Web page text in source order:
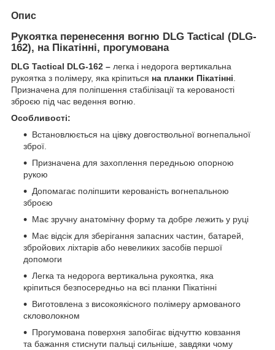
Опис
Рукоятка перенесення вогню DLG Tactical (DLG-
162), на Пікатінні, прогумована
DLG Tactical DLG-162 – легка і недорога вертикальна
рукоятка з полімеру, яка кріпиться на планки Пікатінні
Призначена для поліпшення стабілізації та керованості
зброєю під час ведення вогню.
Особливості:
Встановлюється на цівку довгоствольної вогнепальної
зброї.
Призначена для захоплення передньою опорною
рукою
Допомагає поліпшити керованість вогнепальною
зброєю
Має зручну анатомічну форму та добре лежить у руці
Має відсік для зберігання запасних частин, батарей,
збройових ліхтарів або невеликих засобів першої
допомоги
Легка та недорога вертикальна рукоятка, яка
кріпиться безпосередньо на всі планки Пікатінні
Виготовлена з високоякісного полімеру армованого
скловолокном
Прогумована поверхня запобігає відчуттю ковзання
та бажання стиснути пальці сильніше, завдяки чому